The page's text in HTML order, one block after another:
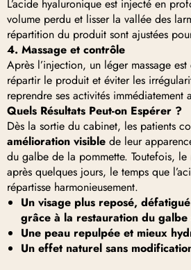
L’acide hyaluronique est injecté en
volume perdu et lisser la vallée des
répartition du produit sont ajustées
4. Massage et contrôle
Après l’injection, un léger massage
répartir le produit et éviter les
reprendre ses activités immédiatement
Quels Résultats Peut-on Espérer ?
Dès la sortie du cabinet, les patients
amélioration visible de leur
du galbe de la pommette. Toutefois, le
après quelques jours, le temps que
répartisse harmonieusement.
Un visage plus reposé,
grâce à la restauration du
Une peau repulpée et mieux
Un effet naturel sans